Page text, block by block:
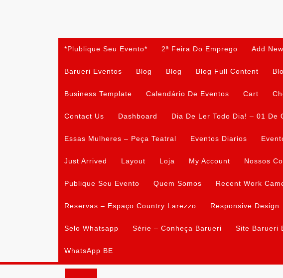
*Plublique Seu Evento* 2ª Feira Do Emprego Add
Barueri Eventos Blog Blog Blog Full Content
Business Template Calendário De Eventos Cart
Contact Us Dashboard Dia De Ler Todo Dia! – 01 De
Essas Mulheres – Peça Teatral Eventos Diarios
Just Arrived Layout Loja My Account Nossos
Publique Seu Evento Quem Somos Recent Work
Reservas – Espaço Country Larezzo Responsive Design
Selo Whatsapp Série – Conheça Barueri Site Barueri
WhatsApp BE